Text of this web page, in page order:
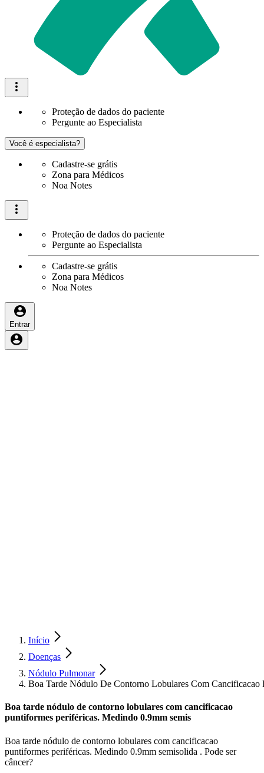
Proteção de dados do paciente
Pergunte ao Especialista
Você é especialista?
Cadastre-se grátis
Zona para Médicos
Noa Notes
Proteção de dados do paciente
Pergunte ao Especialista
Cadastre-se grátis
Zona para Médicos
Noa Notes
Entrar
Início
Doenças
Nódulo Pulmonar
Boa Tarde Nódulo De Contorno Lobulares Com
Boa tarde nódulo de contorno lobulares com cancificacao
puntiformes periféricas. Medindo 0.9mm semis
Boa tarde nódulo de contorno lobulares com cancificacao
puntiformes periféricas. Medindo 0.9mm semisolida . Pode ser
câncer?